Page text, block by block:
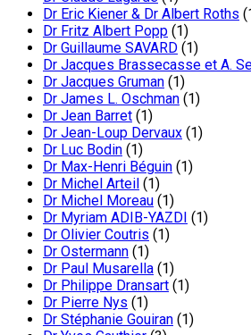
Dr Eric Kiener & Dr Albert Roths
Dr Fritz Albert Popp (1)
Dr Guillaume SAVARD (1)
Dr Jacques Brassecasse et A.
Dr Jacques Gruman (1)
Dr James L. Oschman (1)
Dr Jean Barret (1)
Dr Jean-Loup Dervaux (1)
Dr Luc Bodin (1)
Dr Max-Henri Béguin (1)
Dr Michel Arteil (1)
Dr Michel Moreau (1)
Dr Myriam ADIB-YAZDI (1)
Dr Olivier Coutris (1)
Dr Ostermann (1)
Dr Paul Musarella (1)
Dr Philippe Dransart (1)
Dr Pierre Nys (1)
Dr Stéphanie Gouiran (1)